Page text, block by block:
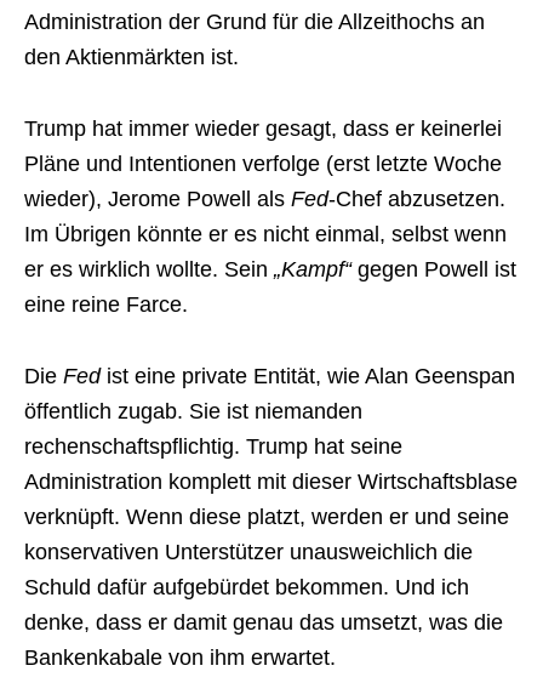
Administration der Grund für die Allzeithochs an
den Aktienmärkten ist.
Trump hat immer wieder gesagt, dass er keinerlei
Pläne und Intentionen verfolge (erst letzte Woche
wieder), Jerome Powell als Fed-Chef abzusetzen.
Im Übrigen könnte er es nicht einmal, selbst wenn
er es wirklich wollte. Sein „Kampf“gegen Powell ist
eine reine Farce.
Die Fedist eine private Entität, wie Alan Geenspan
öffentlich zugab. Sie ist niemanden
rechenschaftspflichtig. Trump hat seine
Administration komplett mit dieser Wirtschaftsblase
verknüpft. Wenn diese platzt, werden er und seine
konservativen Unterstützer unausweichlich die
Schuld dafür aufgebürdet bekommen. Und ich
denke, dass er damit genau das umsetzt, was die
Bankenkabale von ihm erwartet.